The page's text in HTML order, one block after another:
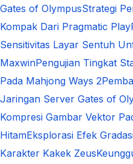
Gates of OlympusStrategi
Kompak Dari Pragmatic Play
Sensitivitas Layar Sentuh
MaxwinPengujian Tingkat
Pada Mahjong Ways 2
Jaringan Server Gates of
Kompresi Gambar Vektor
HitamEksplorasi Efek
Karakter Kakek Zeus